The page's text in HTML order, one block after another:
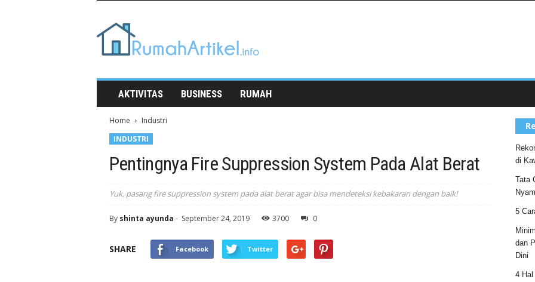
Artikel
AKTIVITAS BUSINESS RUMAH
Home
Industri
INDUSTRI
Pentingnya Fire Suppression System Pada Alat Berat
Yuk, pasang fire suppression system pada alat berat agar bisa mendeteksi kebakaran dengan baik!
By shinta ayunda - September 24, 2019 3700 0
SHARE Facebook Twitter
di
Tata
5
dan
Dini
4 Hal